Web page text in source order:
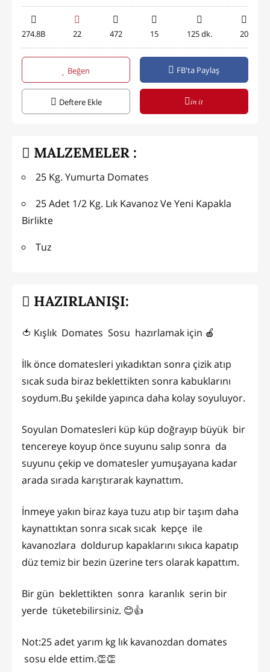
274.8B 22 472 15 125 dk. 20
Beğen FB'ta Paylaş
Deftere Ekle in it
MALZEMELER :
25 Kg. Yumurta Domates
25 Adet 1/2 Kg. Lık Kavanoz Ve Yeni Kapakla
Birlikte
Tuz
HAZIRLANIŞI:
🍅 Kışlık Domates Sosu hazırlamak için 🍎
İlk önce domatesleri yıkadıktan sonra çizik atıp
sıcak suda biraz beklettikten sonra kabuklarını
soydum.Bu şekilde yapınca daha kolay soyuluyor.
Soyulan Domatesleri küp küp doğrayıp büyük bir
tencereye koyup önce suyunu salıp sonra da
suyunu çekip ve domatesler yumuşayana kadar
arada sırada karıştırarak kaynattım.
İnmeye yakın biraz kaya tuzu atıp bir taşım daha
kaynattıktan sonra sıcak sıcak kepçe ile
kavanozlara doldurup kapaklarını sıkıca kapatıp
düz temiz bir bezin üzerine ters olarak kapattım.
Bir gün beklettikten sonra karanlık serin bir
yerde tüketebilirsiniz. 😊👍
Not:25 adet yarım kg lık kavanozdan domates
sosu elde ettim.👏👏